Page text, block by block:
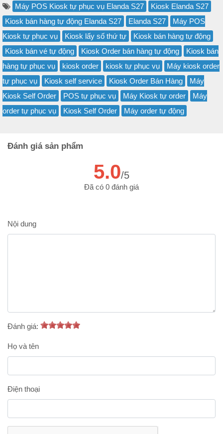
Máy POS Kiosk tự phục vụ Elanda S27
Kiosk Elanda S27
Kiosk bán hàng tự động Elanda S27
Elanda S27
Máy POS
Kiosk tự phục vụ
Kiosk lấy số thứ tự
Kiosk bán hàng tự động
Kiosk bán vé tự động
Kiosk Order bán hàng tự động
Kiosk bán
hàng tự phục vụ
kiosk order kiosk tự phục vụ
Máy kiosk order
tự phục vụ
Kiosk self service Kiosk Order Bán Hàng
Máy
Kiosk Self Order
POS tự phục vụ Máy Kiosk tự order
Máy
order tự phục vụ
Kiosk Self Order Máy order tự động
Đánh giá sản phẩm
5.0/5
Đã có 0 đánh giá
Nội dung
Đánh giá:
Họ và tên
Điện thoại